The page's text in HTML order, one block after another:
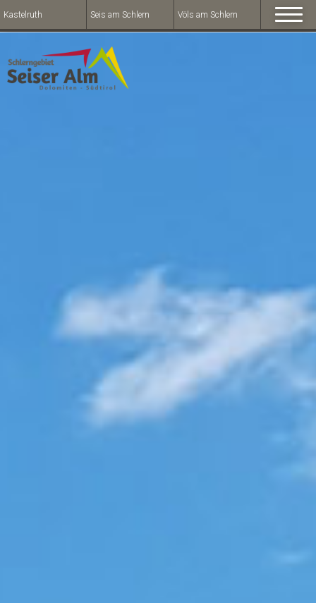
Kastelruth Seis am Schlern Völs am Schlern